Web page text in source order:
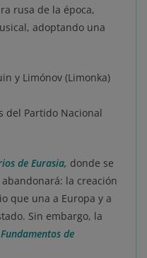
rusa de la época,
adoptando una
y Limónov (Limonka)
del Partido Nacional
de Eurasia, donde se
la creación
que una a Europa y a
Sin embargo, la
Fundamentos de